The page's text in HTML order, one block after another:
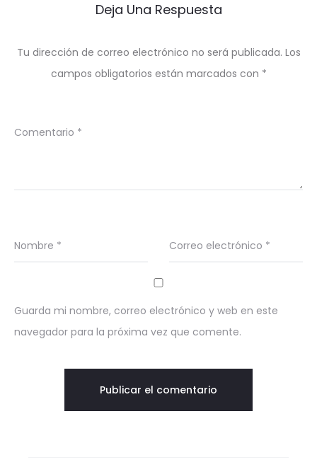
Deja Una Respuesta
Tu dirección de correo electrónico no será publicada. Los
campos obligatorios están marcados con *
Comentario *
Nombre * Correo electrónico *
Guarda mi nombre, correo electrónico y web en este
navegador para la próxima vez que comente.